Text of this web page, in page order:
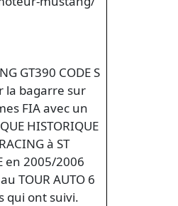
GT390 CODE S
la bagarre sur
FIA avec un
HISTORIQUE
à ST
en 2005/2006
TOUR AUTO 6
qui ont suivi.